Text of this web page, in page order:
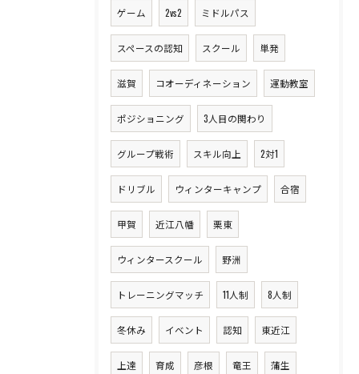
ゲーム 2vs2 ミドルパス
スペースの認知 スクール 単発
滋賀 コオーディネーション 運動教室
ポジショニング 3人目の関わり
グループ戦術 スキル向上 2対1
ドリブル ウィンターキャンプ 合宿
甲賀 近江八幡 栗東
ウィンタースクール 野洲
トレーニングマッチ 11人制 8人制
冬休み イベント 認知 東近江
上達 育成 彦根 竜王 蒲生